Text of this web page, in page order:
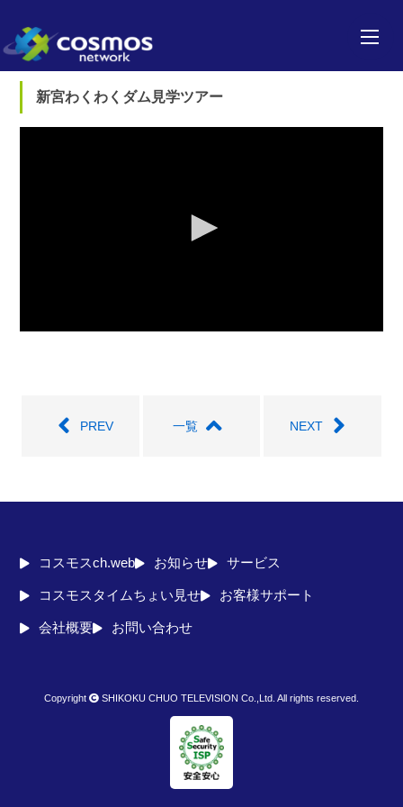
新宮わくわくダム見学ツアー
PREV 一覧 NEXT
コスモスch.web お知らせ サービス
コスモスタイムちょい見せ お客様サポート
会社概要 お問い合わせ
Copyright SHIKOKU CHUO TELEVISION Co.,Ltd. All rights reserved.